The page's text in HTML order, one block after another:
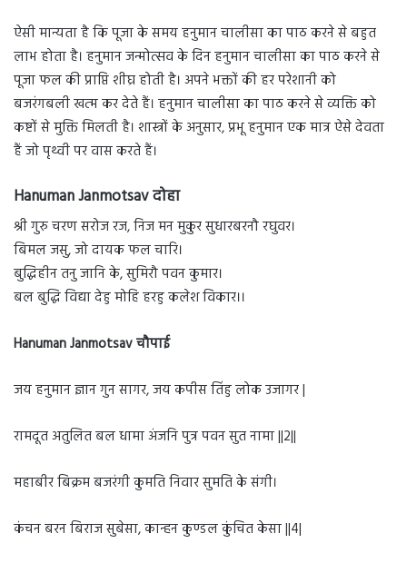
ऐसी मान्यता है कि पूजा के समय हनुमान चालीसा का पाठ करने से बहुत
लाभ होता है। हनुमान जन्मोत्सव के दिन हनुमान चालीसा का पाठ करने से
पूजा फल की प्राप्ति शीघ्र होती है। अपने भक्तों की हर परेशानी को
बजरंगबली खत्म कर देते हैं। हनुमान चालीसा का पाठ करने से व्यक्ति को
कष्टों से मुक्ति मिलती है। शास्त्रों के अनुसार, प्रभू हनुमान एक मात्र ऐसे देवता
हैं जो पृथ्वी पर वास करते हैं।
Hanuman Janmotsav दोहा
श्री गुरु चरण सरोज रज, निज मन मुकुर सुधारबरनौ रघुवर।
बिमल जसु, जो दायक फल चारि।
बुद्धिहीन तनु जानि के, सुमिरौ पवन कुमार।
बल बुद्धि विद्या देहु मोहि हरहु कलेश विकार।।
Hanuman Janmotsav चौपाई
जय हनुमान ज्ञान गुन सागर, जय कपीस तिंहु लोक उजागर |
रामदूत अतुलित बल धामा अंजनि पुत्र पवन सुत नामा ||2||
महाबीर बिक्रम बजरंगी कुमति निवार सुमति के संगी।
कंचन बरन बिराज सुबेसा, कान्हन कुण्डल कुंचित केसा ||4|